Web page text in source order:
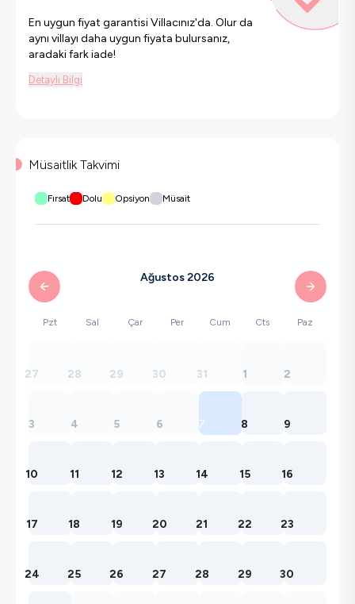
En uygun fiyat garantisi Villacınız'da. Olur da
aynı villayı daha uygun fiyata bulursanız,
aradaki fark iade!
Detaylı Bilgi
Müsaitlik Takvimi
Fırsat Dolu Opsiyon Müsait
Ağustos 2026
Pzt Sal Çar Per Cum Cts Paz
27 28 29 30 31 1 2
3 4 5 6 7 8 9
10 11 12 13 14 15 16
17 18 19 20 21 22 23
24 25 26 27 28 29 30